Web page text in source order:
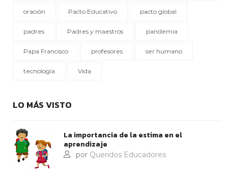
oración Pacto Educativo pacto global
padres Padres y maestros pandemia
Papa Francisco profesores ser humano
tecnología Vida
LO MÁS VISTO
La importancia de la estima en el
aprendizaje
por Queridos Educadores